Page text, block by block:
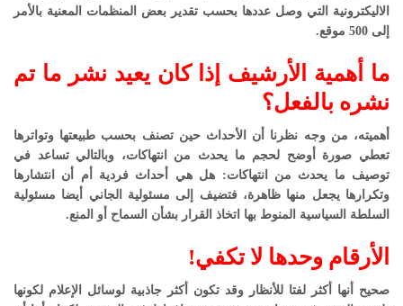
الاليكترونية التي وصل عددها بحسب تقدير بعض المنظمات المعنية بالأمر
إلى 500 موقع.
ما أهمية الأرشيف إذا كان يعيد نشر ما تم
نشره بالفعل؟
أهميته، من وجه نظرنا أن الأحداث حين تصنف بحسب طبيعتها وتواترها
تعطي صورة أوضح لحجم ما يحدث من انتهاكات، وبالتالي تساعد في
توصيف ما يحدث من انتهاكات: هل هي أحداث فردية أم أن انتشارها
وتكرارها يجعل منها ظاهرة، فتضيف إلى مسئولية الجاني أيضا مسئولية
السلطة السياسية المنوط بها اتخاذ القرار بشأن السماح أو المنع.
الأرقام وحدها لا تكفي!
صحيح أنها أكثر لفتا للأنظار وقد تكون أكثر جاذبية لوسائل الإعلام لكونها